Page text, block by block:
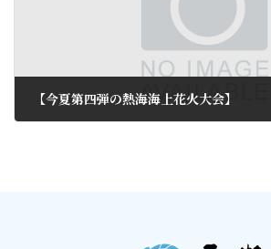
【今夏第四弾の熱海海上花火大会】